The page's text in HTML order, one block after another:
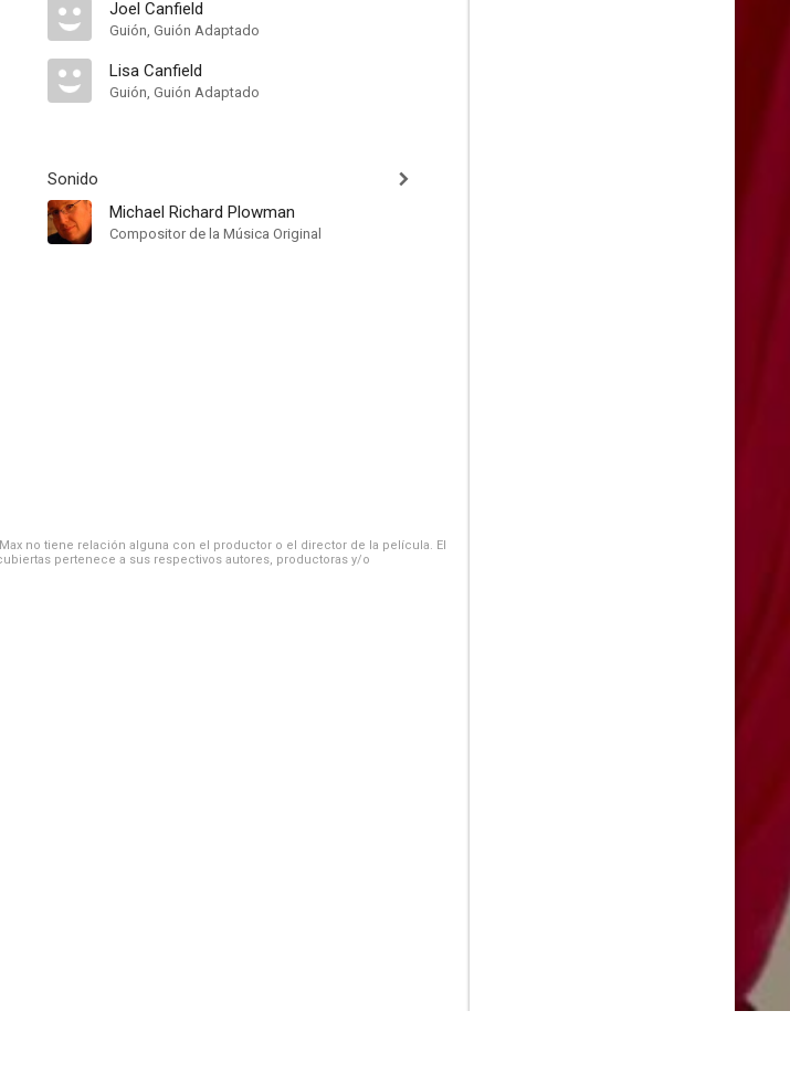
Joel Canfield
Guión, Guión Adaptado
Lisa Canfield
Guión, Guión Adaptado
Sonido
Michael Richard Plowman
Compositor de la Música Original
no tiene relación alguna con el productor o el director de la película. El
pertenece a sus respectivos autores, productoras y/o